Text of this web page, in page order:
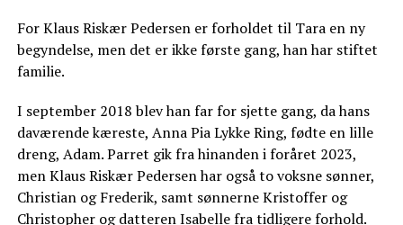
For Klaus Riskær Pedersen er forholdet til Tara en ny
begyndelse, men det er ikke første gang, han har stiftet
familie.
I september 2018 blev han far for sjette gang, da hans
daværende kæreste, Anna Pia Lykke Ring, fødte en lille
dreng, Adam. Parret gik fra hinanden i foråret 2023,
men Klaus Riskær Pedersen har også to voksne sønner,
Christian og Frederik, samt sønnerne Kristoffer og
Christopher og datteren Isabelle fra tidligere forhold.